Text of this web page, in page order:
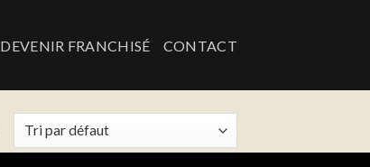
DEVENIR FRANCHISÉ CONTACT